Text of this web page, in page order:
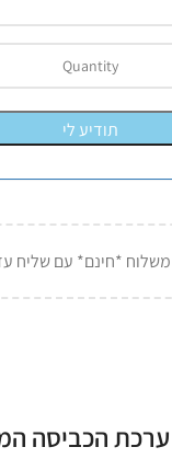
תודיע לי
*חינם* עם שליח
ערכת הכביסה